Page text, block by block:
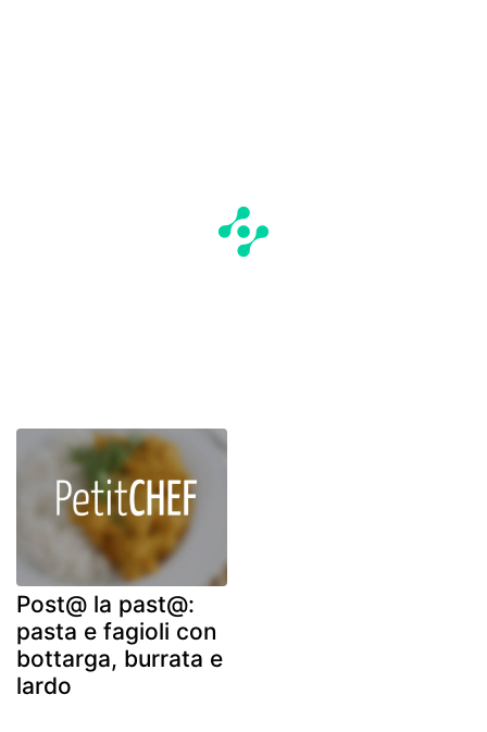
Post@ la past@:
pasta e fagioli con
bottarga, burrata e
lardo